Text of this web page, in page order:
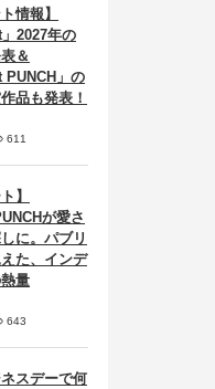
情報】
2027年の
＆
PUNCH」の
品も発表！
611
】
が愛さ
に。パブリ
た、インデ
量
643
ネスデーで何